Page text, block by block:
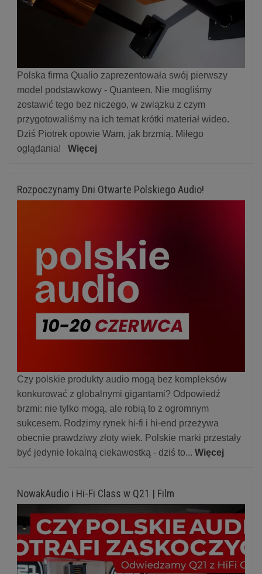
Polska firma Qualio zaprezentowała swój pierwszy
model podstawkowy - Quanteen. Nie mogliśmy
zostawić tego bez niczego, w związku z czym
przygotowaliśmy na ich temat krótki materiał wideo.
Dziś Piotrek opowie Wam, jak brzmią. Miłego
oglądania! Więcej
Rozpoczynamy Dni Otwarte Polskiego Audio!
Czy polskie produkty audio mogą bez kompleksów
konkurować z globalnymi gigantami? Odpowiedź
brzmi: nie tylko mogą, ale robią to z ogromnym
sukcesem. Rodzimy rynek hi-fi i hi-end przeżywa
obecnie prawdziwy złoty wiek. Polskie marki przestały
być jedynie lokalną ciekawostką - dziś to... Więcej
NowakAudio i Hi-Fi Class w Q21 | Film